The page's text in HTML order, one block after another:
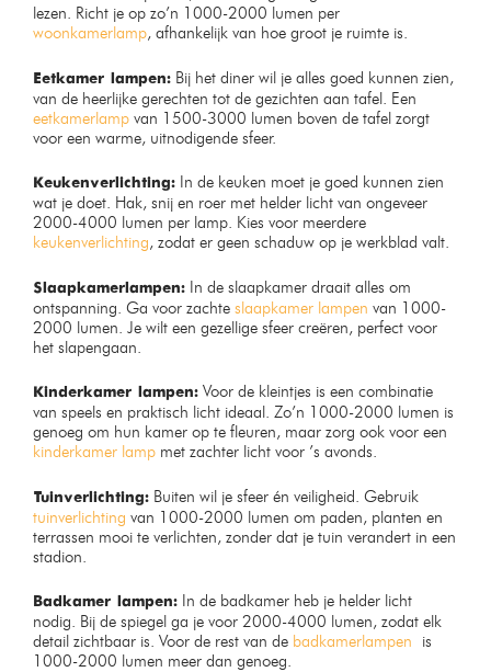
Design vloerlamp zwart met
smoke glas
Op voorraad
€149,99 –€379,99
Moderne glazen tafellamp –
Amber – Bamled
Op voorraad
€79,99
Moderne glazen tafellamp
Op voorraad
€59,99
Bamled® Luxe oplaadbare
afstandsbediening
Op voorraad